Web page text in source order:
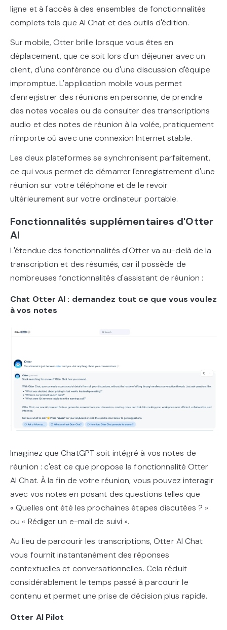
ligne et à l'accès à des ensembles de fonctionnalités
complets tels que AI Chat et des outils d'édition.
Sur mobile, Otter brille lorsque vous êtes en
déplacement, que ce soit lors d'un déjeuner avec un
client, d'une conférence ou d'une discussion d'équipe
impromptue. L'application mobile vous permet
d'enregistrer des réunions en personne, de prendre
des notes vocales ou de consulter des transcriptions
audio et des notes de réunion à la volée, pratiquement
n'importe où avec une connexion Internet stable.
Les deux plateformes se synchronisent parfaitement,
ce qui vous permet de démarrer l'enregistrement d'une
réunion sur votre téléphone et de le revoir
ultérieurement sur votre ordinateur portable.
Fonctionnalités supplémentaires d'Otter
AI
L'étendue des fonctionnalités d'Otter va au-delà de la
transcription et des résumés, car il possède de
nombreuses fonctionnalités d'assistant de réunion :
Chat Otter AI : demandez tout ce que vous voulez
à vos notes
Imaginez que ChatGPT soit intégré à vos notes de
réunion : c'est ce que propose la fonctionnalité Otter
AI Chat. À la fin de votre réunion, vous pouvez interagir
avec vos notes en posant des questions telles que
« Quelles ont été les prochaines étapes discutées ? »
ou « Rédiger un e-mail de suivi ».
Au lieu de parcourir les transcriptions, Otter AI Chat
vous fournit instantanément des réponses
contextuelles et conversationnelles. Cela réduit
considérablement le temps passé à parcourir le
contenu et permet une prise de décision plus rapide.
Otter AI Pilot